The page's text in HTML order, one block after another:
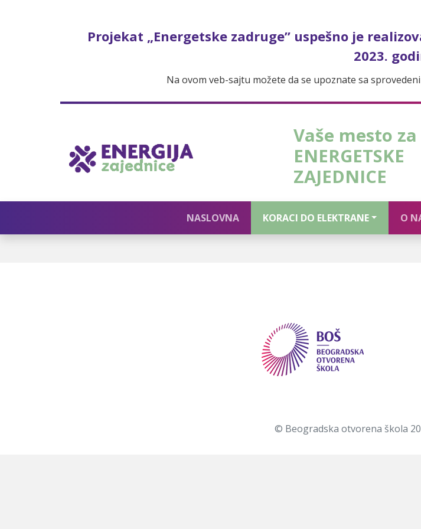
Projekat „Energetske zadruge” uspešno je
2023.
Na ovom veb-sajtu možete da se upoznate sa
Vaše mesto za
ENERGETSKE
ZAJEDNICE
NASLOVNA KORACI DO ELEKTRANE O
© Beogradska otvorena škola